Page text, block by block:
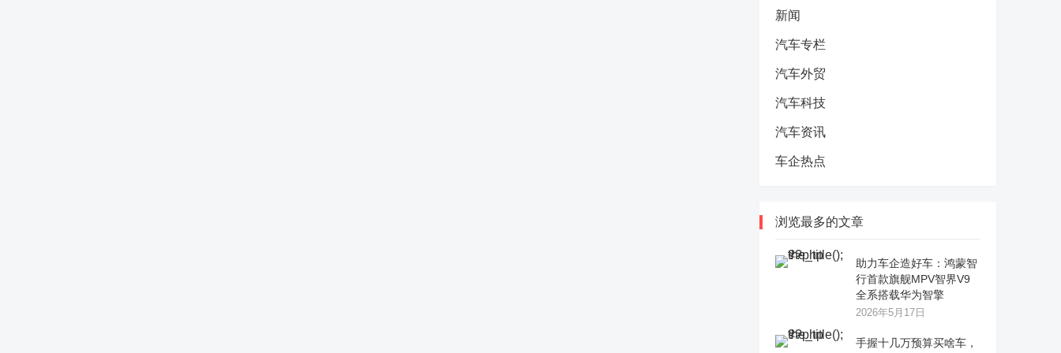
新闻
汽车专栏
汽车外贸
汽车科技
汽车资讯
车企热点
浏览最多的文章
助力车企造好车：鸿蒙智
行首款旗舰MPV智界V9
全系搭载华为智擎
2026年5月17日
手握十几万预算买啥车，